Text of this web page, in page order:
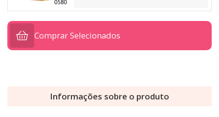
Comprar Selecionados
Informações sobre o produto